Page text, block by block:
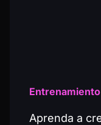
Aprenda a